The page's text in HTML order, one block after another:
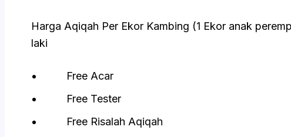
Harga Aqiqah Per Ekor Kambing (1 Ekor anak
laki
Free Acar
Free Tester
Free Risalah Aqiqah